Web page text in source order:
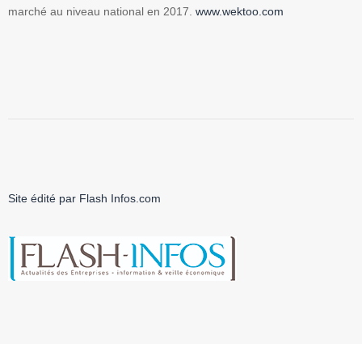
marché au niveau national en 2017. www.wektoo.com
Site édité par Flash Infos.com